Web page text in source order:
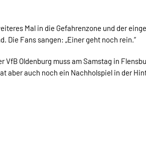
Mal in die Gefahrenzone und der
Die Fans sangen: „Einer geht noch rein.“
VfB Oldenburg muss am Samstag in
aber auch noch ein Nachholspiel in der